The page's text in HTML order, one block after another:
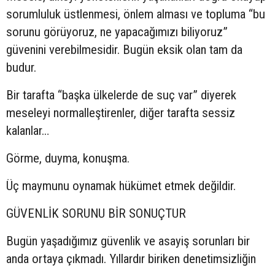
sorumluluk üstlenmesi, önlem alması ve topluma “bu
sorunu görüyoruz, ne yapacağımızı biliyoruz”
güvenini verebilmesidir. Bugün eksik olan tam da
budur.
Bir tarafta “başka ülkelerde de suç var” diyerek
meseleyi normalleştirenler, diğer tarafta sessiz
kalanlar…
Görme, duyma, konuşma.
Üç maymunu oynamak hükümet etmek değildir.
GÜVENLİK SORUNU BİR SONUÇTUR
Bugün yaşadığımız güvenlik ve asayiş sorunları bir
anda ortaya çıkmadı. Yıllardır biriken denetimsizliğin